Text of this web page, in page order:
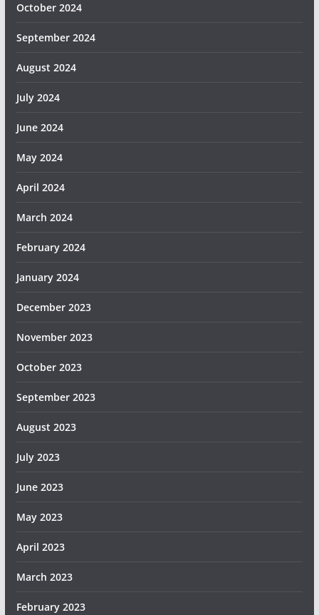
October 2024
September 2024
August 2024
July 2024
June 2024
May 2024
April 2024
March 2024
February 2024
January 2024
December 2023
November 2023
October 2023
September 2023
August 2023
July 2023
June 2023
May 2023
April 2023
March 2023
February 2023